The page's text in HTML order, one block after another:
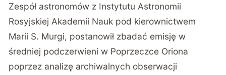
Zespół astronomów z Instytutu Astronomii
Rosyjskiej Akademii Nauk pod kierownictwem
Marii S. Murgi, postanowił zbadać emisję w
średniej podczerwieni w Poprzeczce Oriona
poprzez analizę archiwalnych obserwacji